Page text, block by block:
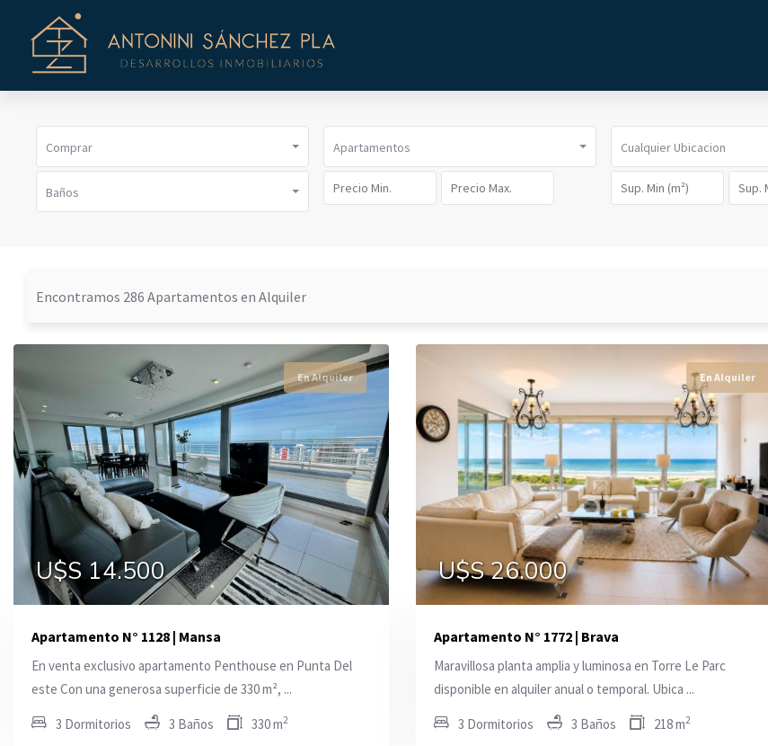
Comprar Apartamentos Cualquier Ubicacion
Baños
Encontramos 286 Apartamentos en Alquiler
En Alquiler
U$S 14.500
En Alquiler
U$S 14.500
Apartamento N° 1128 | Mansa
En venta exclusivo apartamento Penthouse en Punta Del
este Con una generosa superficie de 330 m², ...
3 Dormitorios 3 Baños 330 m2
En Alquiler
U$S 26.000
En Alquiler
U$S 26.000
Apartamento N° 1772 | Brava
Maravillosa planta amplia y luminosa en Torre Le Parc
disponible en alquiler anual o temporal. Ubica ...
3 Dormitorios 3 Baños 218 m2
En Alquiler
U$S 15.500
En Alquiler
U$S 15.500